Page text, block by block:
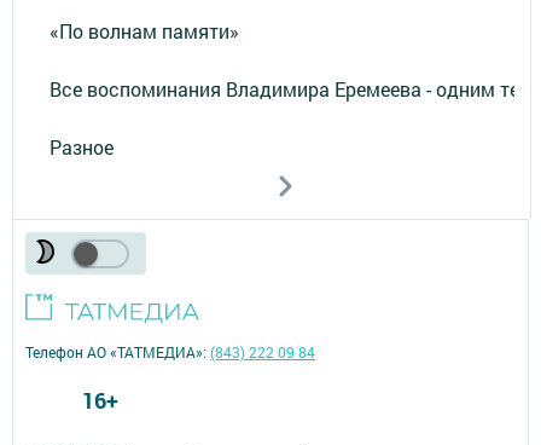
«По волнам памяти»
Все воспоминания Владимира Еремеева - одним
Разное
Телефон АО «ТАТМЕДИА»:(843) 222 09 84
16+